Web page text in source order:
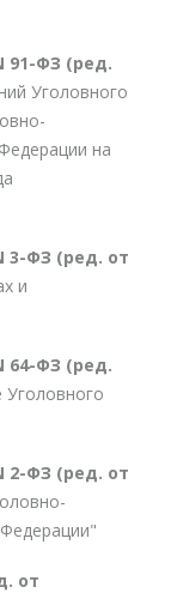
91-ФЗ (ред.
Уголовного
на
3-ФЗ (ред. от
и
64-ФЗ (ред.
Уголовного
2-ФЗ (ред. от
от